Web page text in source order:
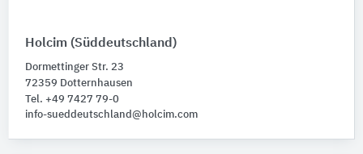
Holcim (Süddeutschland)
Dormettinger Str. 23
72359 Dotternhausen
Tel. +49 7427 79-0
info-sueddeutschland@holcim.com